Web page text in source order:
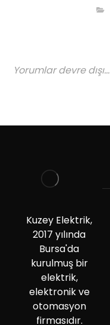
Yorumlar devre dışı...
Kuzey Elektrik,
2017 yılında
Bursa'da
kurulmuş bir
elektrik,
elektronik ve
otomasyon
firmasıdır.